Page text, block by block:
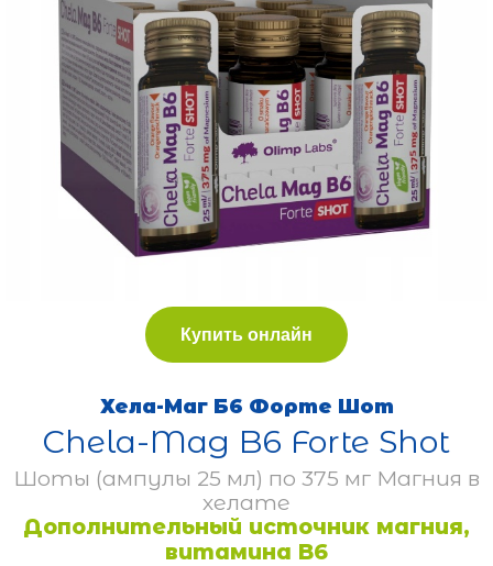
Купить онлайн
Хела-Маг Б6 Форте Шот
Chela-Mag B6 Forte Shot
Шоты (ампулы 25 мл) по 375 мг Магния в
хелате
Дополнительный источник магния,
витамина B6